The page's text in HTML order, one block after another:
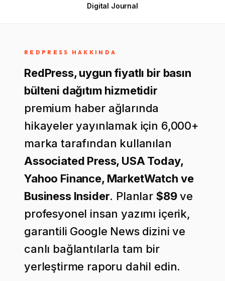
Digital Journal
REDPRESS HAKKINDA
RedPress, uygun fiyatlı bir basın
bülteni dağıtım hizmetidir
premium haber ağlarında
hikayeler yayınlamak için 6,000+
marka tarafından kullanılan
Associated Press, USA Today,
Yahoo Finance, MarketWatch ve
Business Insider. Planlar $89ve
profesyonel insan yazımı içerik,
garantili Google News dizini ve
canlı bağlantılarla tam bir
yerleştirme raporu dahil edin.